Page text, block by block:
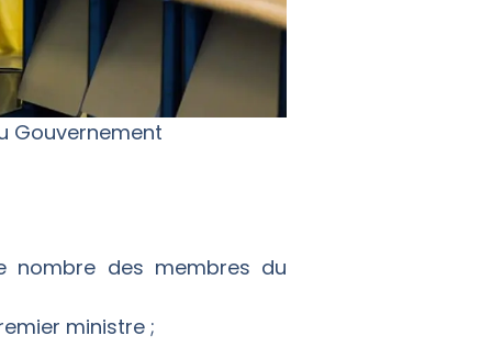
Gouvernement
nombre des membres du
ministre ;